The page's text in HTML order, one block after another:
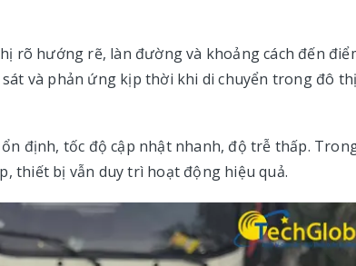
rõ hướng rẽ, làn đường và khoảng cách đến
và phản ứng kịp thời khi di chuyển trong đô
định, tốc độ cập nhật nhanh, độ trễ thấp.
thiết bị vẫn duy trì hoạt động hiệu quả.